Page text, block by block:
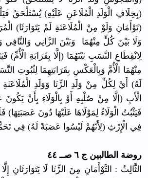
(بِخِلَافِ الْوَلَدِ الْمُلَاعَنِ عَلَيْهِ) يُسْتَلْحَقُ
(تَوْأَمَانِ وَلَوْ مِنْ الْمُلَاعَنَةِ لَمْ يَتَوَارَثَا)
وَلَا بَيْنَ كُلٍّ مِنْهُمَا وَبَيْنَ الزَّانِي
لِانْقِطَاعِ النَّسَبِ بَيْنَهُمَا (إلَّا بِقَرَابَةِ
مِنْهُمَا الْأُمَّ وَبِالْعَكْسِ بِقَرَابَتِهِمَا لِثُبُوتِ
لَهُ) أَيْ لِكُلٍّ مِنْ وَلَدِ الزِّنَا وَوَلَدِ
الْأَبِ (إلَّا مِنْ صُلْبِهِ أَوْ بِالْوَلَاءِ بِأَنْ يَكُونَ
فَيَثْبُتُ الْوَلَاءُ لِمَوْلَاهَا عَلَيْهَا دُونَ عَصَبَتِهَا)
فِي الْإِرْثِ (لِأَنَّهُمْ لَيْسُوا عَصَبَةً لَهُ) فِي
روضة الطالبين ج ٦ صــ ٤٤
الثَّالِثُ : التَّوْأَمَانِ مِنَ الزِّنَا لَا يَتَوَارَثَانِ